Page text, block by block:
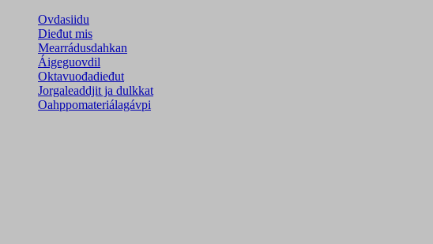
Ovdasiidu
Dieđut mis
Mearrádusdahkan
Áigeguovdil
Oktavuođadieđut
Jorgaleaddjit ja dulkkat
Oahppomateriálagávpi